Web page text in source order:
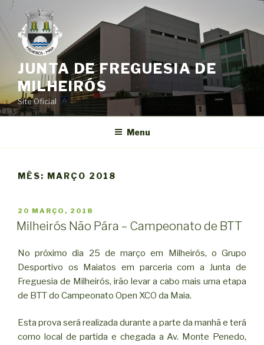
Saltar
o
conteúdo
JUNTA DE FREGUESIA DE
MILHEIRÓS
Site Oficial
Menu
MÊS: MARÇO 2018
PUBLICADO
EM
20 MARÇO, 2018
Milheirós Não Pára – Campeonato de BTT
No próximo dia 25 de março em Milheirós, o Grupo
Desportivo os Maiatos em parceria com a Junta de
Freguesia de Milheirós, irão levar a cabo mais uma etapa
de BTT do Campeonato Open XCO da Maia.
Esta prova será realizada durante a parte da manhã e terá
como local de partida e chegada a Av. Monte Penedo,